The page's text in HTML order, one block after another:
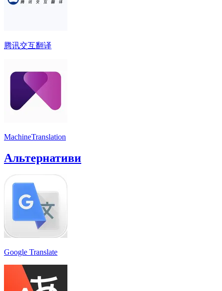
腾讯交互翻译
MachineTranslation
Альтернативи
Google Translate